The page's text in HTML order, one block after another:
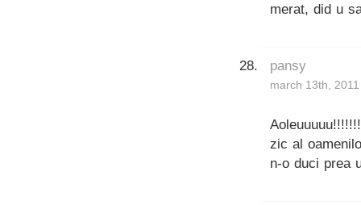
merat, did u
pansy
march 13th,
zic al
n-o duci prea